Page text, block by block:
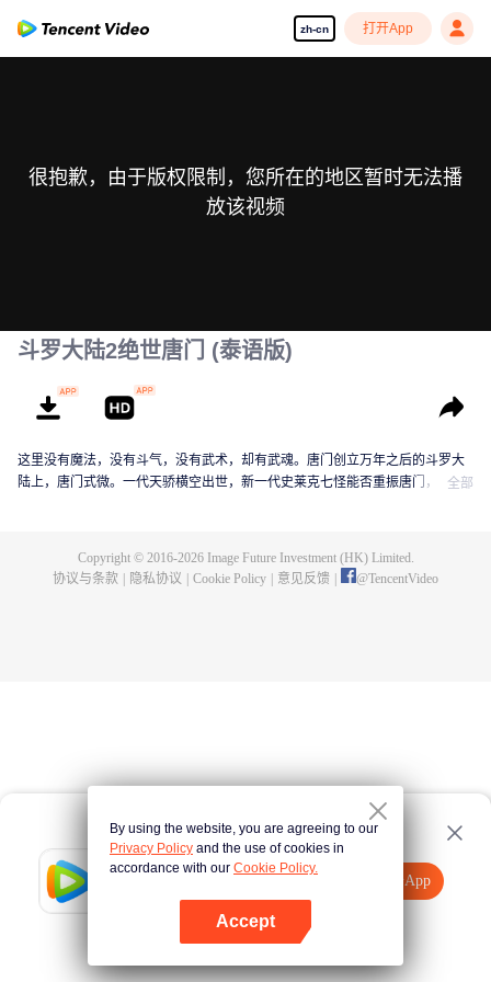
zh-cn 打开App
Tencent Video
打开App
点击此处
很抱歉，由于版权限制，您所在的地区暂时无法播
放该视频
斗罗大陆2绝世唐门 (泰语版)
这里没有魔法，没有斗气，没有武术，却有武魂。唐门创立万年之后的斗罗大
陆上，唐门式微。一代天骄横空出世，新一代史莱克七怪能否重振唐门，谱写
全部
Copyright © 2016-2026Image Future Investment (HK) Limited.
协议与条款
隐私协议 Cookie Policy 意见反馈 @TencentVideo
By using the website, you are agreeing to our
Privacy Policy and the use of cookies in
accordance with our Cookie Policy.
Accept